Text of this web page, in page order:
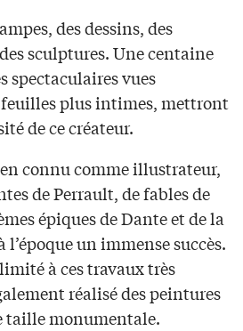
des dessins, des
sculptures. Une centaine
spectaculaires vues
plus intimes, mettront
de ce créateur.
connu comme illustrateur,
de Perrault, de fables de
épiques de Dante et de la
un immense succès.
à ces travaux très
réalisé des peintures
taille monumentale.